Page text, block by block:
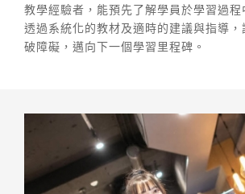
教學經驗者，能預先了解學員於學習過程
透過系統化的教材及適時的建議與指導
破障礙，邁向下一個學習里程碑。